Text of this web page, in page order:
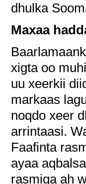
dhulka
Maxaa
xigta oo
uu xeerkii
markaas
noqdo xeer
arrintaasi.
Faafinta
ayaa
rasmiga ah